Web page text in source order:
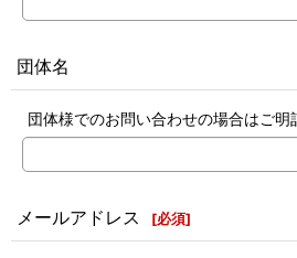
団体名
団体様でのお問い合わせの場合はご明
メールアドレス [必須]